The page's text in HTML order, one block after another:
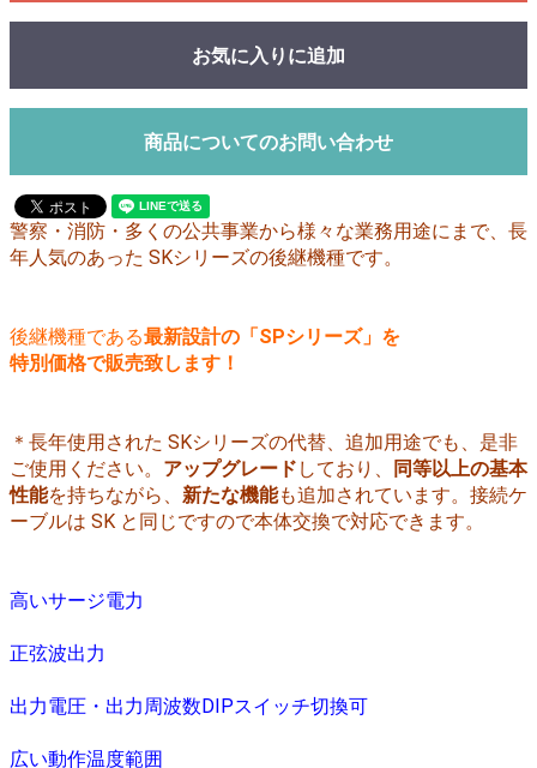
お気に入りに追加
商品についてのお問い合わせ
警察・消防・多くの公共事業から様々な業務用途にまで、長
年人気のあった SKシリーズの後継機種です。
後継機種である最新設計の「SPシリーズ」を
特別価格で販売致します！
＊長年使用された SKシリーズの代替、追加用途でも、是非
ご使用ください。 アップグレード しており、
同等以上の基本
性能を持ちながら、 新たな機能も追加されています。接続ケ
ーブルは SK と同じですので本体交換で対応できます。
高いサージ電力
正弦波出力
出力電圧・出力周波数DIPスイッチ切換可
広い動作温度範囲